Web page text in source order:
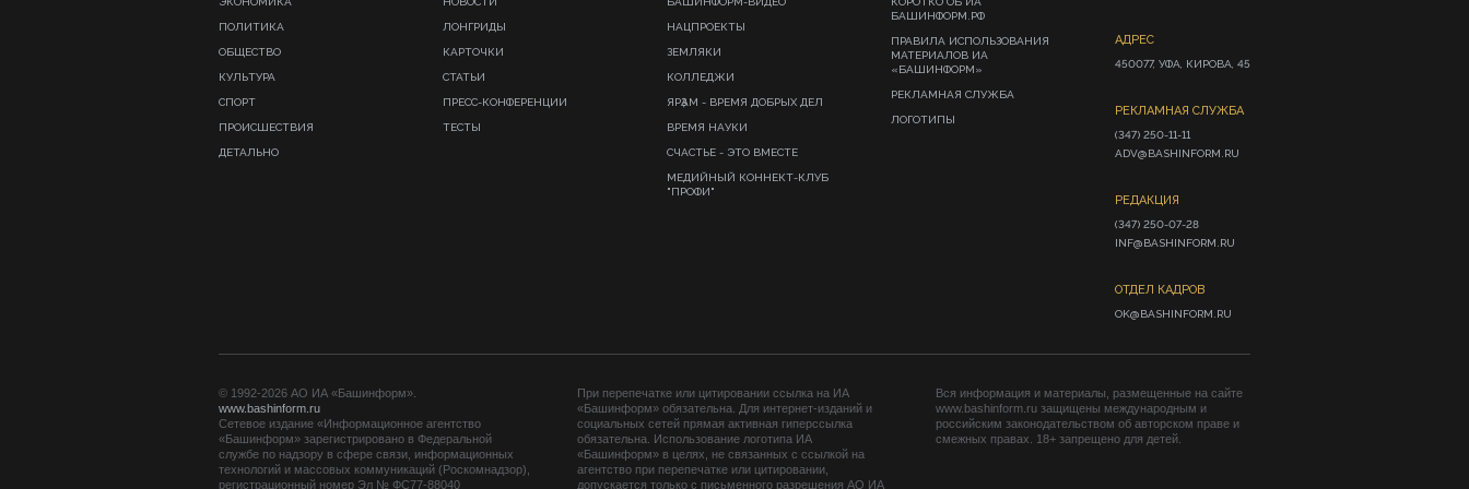
ПОЛИТИКА
ОБЩЕСТВО
КУЛЬТУРА
СПОРТ
ПРОИСШЕСТВИЯ
ДЕТАЛЬНО
ЛОНГРИДЫ
КАРТОЧКИ
СТАТЬИ
ПРЕСС-КОНФЕРЕНЦИИ
ТЕСТЫ
НАЦПРОЕКТЫ
ЗЕМЛЯКИ
КОЛЛЕДЖИ
ЯРҘАМ - ВРЕМЯ ДОБРЫХ ДЕЛ
ВРЕМЯ НАУКИ
СЧАСТЬЕ - ЭТО ВМЕСТЕ
МЕДИЙНЫЙ КОННЕКТ-КЛУБ
"ПРОФИ"
БАШИНФОРМ.РФ
ПРАВИЛА ИСПОЛЬЗОВАНИЯ
МАТЕРИАЛОВ ИА
«БАШИНФОРМ»
РЕКЛАМНАЯ СЛУЖБА
ЛОГОТИПЫ
АДРЕС
450077, УФА, КИРОВА, 45
РЕКЛАМНАЯ СЛУЖБА
(347) 250-11-11
ADV@BASHINFORM.RU
РЕДАКЦИЯ
(347) 250-07-28
INF@BASHINFORM.RU
ОТДЕЛ КАДРОВ
OK@BASHINFORM.RU
© 1992-2026 АО ИА «Башинформ».
www.bashinform.ru
Сетевое издание «Информационное агентство
«Башинформ» зарегистрировано в Федеральной
службе по надзору в сфере связи, информационных
технологий и массовых коммуникаций (Роскомнадзор),
регистрационный номер Эл № ФС77-88040
При перепечатке или цитировании ссылка на ИА
«Башинформ» обязательна. Для интернет-изданий и
социальных сетей прямая активная гиперссылка
обязательна. Использование логотипа ИА
«Башинформ» в целях, не связанных с ссылкой на
агентство при перепечатке или цитировании,
допускается только с письменного разрешения АО ИА
Вся информация и материалы, размещенные на сайте
www.bashinform.ru защищены международным и
российским законодательством об авторском праве и
смежных правах. 18+ запрещено для детей.